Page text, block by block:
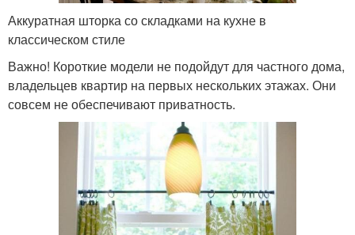
Аккуратная шторка со складками на кухне в
классическом стиле
Важно! Короткие модели не подойдут для частного дома,
владельцев квартир на первых нескольких этажах. Они
совсем не обеспечивают приватность.